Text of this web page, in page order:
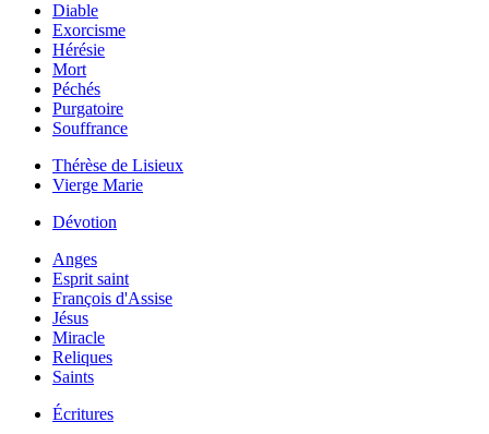
Diable
Exorcisme
Hérésie
Mort
Péchés
Purgatoire
Souffrance
Thérèse de Lisieux
Vierge Marie
Dévotion
Anges
Esprit saint
François d'Assise
Jésus
Miracle
Reliques
Saints
Écritures